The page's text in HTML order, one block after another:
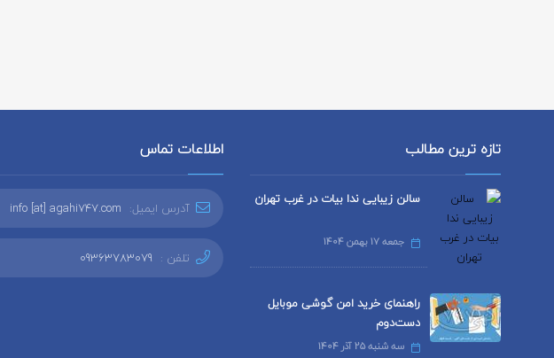
تازه ترین مطالب
سالن زیبایی ندا بیات در غرب تهران
جمعه 17 بهمن 1404
راهنمای خرید امن گوشی موبایل
دست‌دوم
سه شنبه 25 آذر 1404
اطلاعات تماس
آدرس ایمیل: info [at] agahi747.com
تلفن : 09363783079